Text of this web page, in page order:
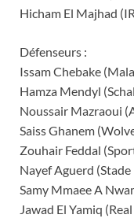
Hicham El Majhad
Défenseurs :
Issam Chebake
Hamza Mendyl
Noussair Mazraoui
Saiss Ghanem
Zouhair Feddal
Nayef Aguerd
Samy Mmaee A
Jawad El Yamiq